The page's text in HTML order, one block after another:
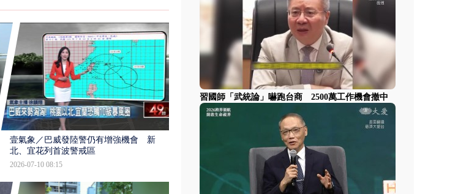
壹氣象／巴威發陸警仍有增強機會 新
北、宜花列首波警戒區
2026-07-10 08:15
習國師「武統論」嚇跑台商 2500萬工作機會撤中